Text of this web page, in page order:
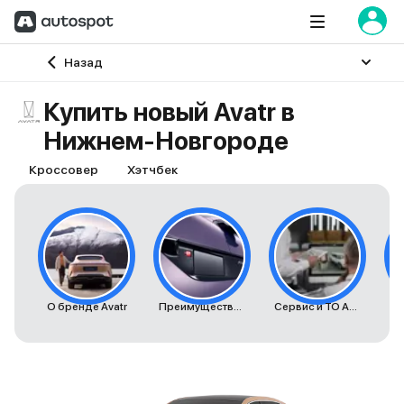
Назад
Главная
Купить новый Avatr в
Нижнем-Новгороде
Кроссовер Хэтчбек
О бренде Avatr Преимущества автомобилей Avatr Сервис и ТО Avatr